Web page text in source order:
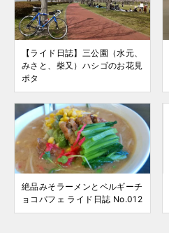
【ライド日誌】三公園（水元、
みさと、柴又）ハシゴのお花見
ポタ
絶品みそラーメンとベルギーチ
ョコパフェ ライド日誌 No.012